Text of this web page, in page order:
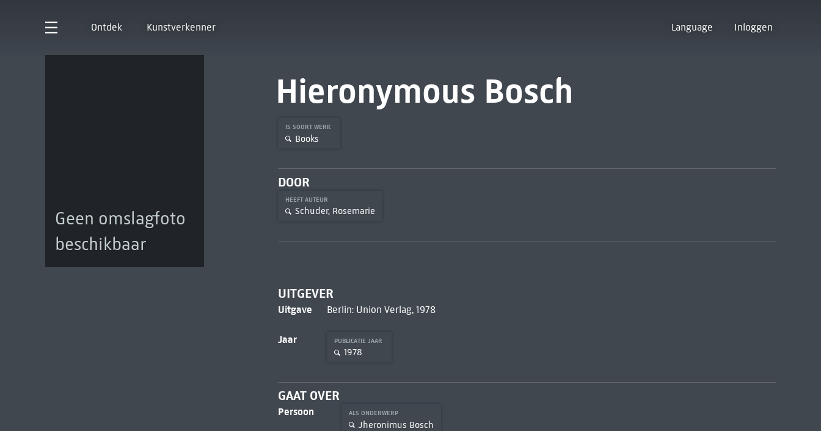
Ontdek Kunstverkenner Language Inloggen
Geen omslagfoto
beschikbaar
Hieronymous Bosch
IS SOORT WERK
Books
DOOR
HEEFT AUTEUR
Schuder, Rosemarie
UITGEVER
Uitgave Berlin: Union Verlag, 1978
Jaar PUBLICATIE JAAR
1978
GAAT OVER
Persoon ALS ONDERWERP
Jheronimus Bosch